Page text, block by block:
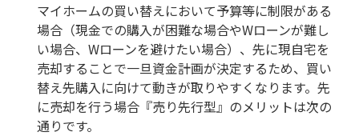
マイホームの買い替えにおいて予算等に制限がある
場合（現金での購入が困難な場合やWローンが難し
い場合、Wローンを避けたい場合）、先に現自宅を
売却することで一旦資金計画が決定するため、買い
替え先購入に向けて動きが取りやすくなります。先
に売却を行う場合『売り先行型』のメリットは次の
通りです。